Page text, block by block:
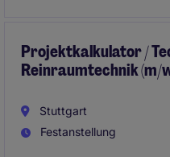
Arbeitsvorbereitung
Projektkalkulator /
Reinraumtechnik (m/
Stuttgart
Festanstellung